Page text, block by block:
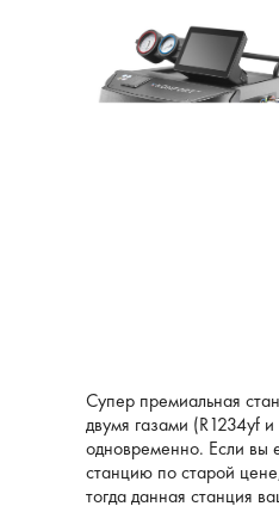
Супер премиальная
двумя газами (R1234yf и
одновременно. Если вы
станцию ​​по старой
тогда данная станция